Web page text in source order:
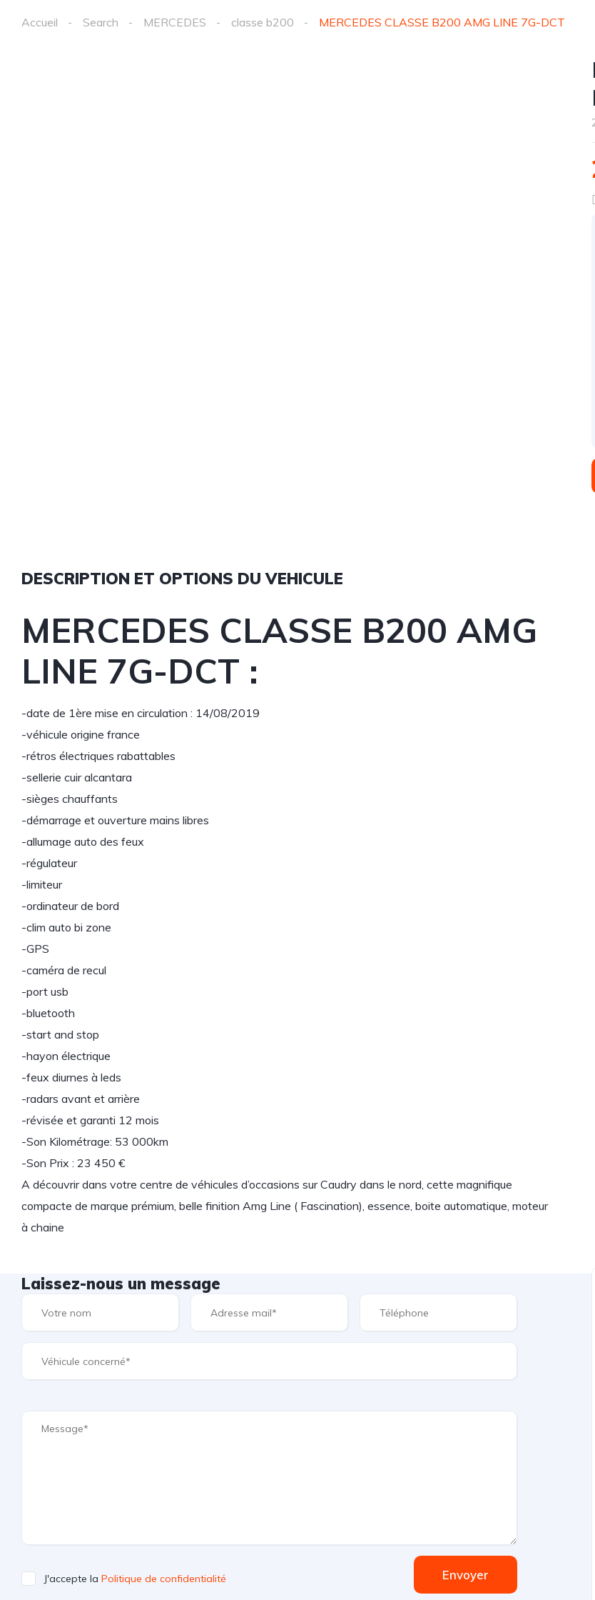
Accueil Search MERCEDES classe b200 MERCEDES CLASSE B200 AMG LINE 7G-DCT
DESCRIPTION ET OPTIONS DU VEHICULE
MERCEDES CLASSE B200 AMG
LINE 7G-DCT :
-date de 1ère mise en circulation : 14/08/2019
-véhicule origine france
-rétros électriques rabattables
-sellerie cuir alcantara
-sièges chauffants
-démarrage et ouverture mains libres
-allumage auto des feux
-régulateur
-limiteur
-ordinateur de bord
-clim auto bi zone
-GPS
-caméra de recul
-port usb
-bluetooth
-start and stop
-hayon électrique
-feux diurnes à leds
-radars avant et arrière
-révisée et garanti 12 mois
-Son Kilométrage: 53 000km
-Son Prix : 23 450 €
A découvrir dans votre centre de véhicules d’occasions sur Caudry dans le nord, cette magnifique
compacte de marque prémium, belle finition Amg Line ( Fascination), essence, boite automatique, moteur
à chaine
Laissez-nous un message
J'accepte la Politique de confidentialité Envoyer